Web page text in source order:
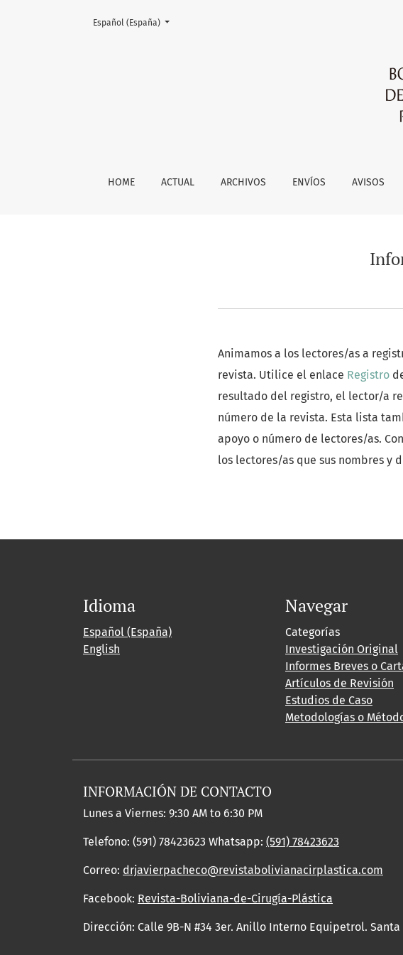
Información para lectores/as
HOME ACTUAL ARCHIVOS ENVÍOS AVISOS
Cambiar el idioma. El actual es:
Español (España)
Animamos a los lectores/as a
revista. Utilice el enlace Registro
resultado del registro, el lector/a
número de la revista. Esta lista
apoyo o número de lectores/as.
los lectores/as que sus nombres y
Idioma
Español (España)
English
Navegar
Categorías
Investigación Original
Informes Breves o
Artículos de Revisión
Estudios de Caso
Metodologías o
INFORMACIÓN DE CONTACTO
Lunes a Viernes: 9:30 AM to 6:30 PM
Telefono: (591) 78423623 Whatsapp: (591) 78423623
Correo: drjavierpacheco@revistabolivianacirplastica.com
Facebook: Revista-Boliviana-de-Cirugía-Plástica
Dirección: Calle 9B-N #34 3er. Anillo Interno Equipetrol. Santa